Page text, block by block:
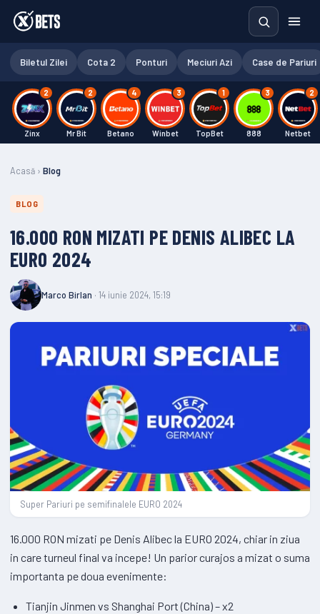
Biletul Zilei Cota 2 Ponturi Meciuri Azi Case de Pariuri
2
Zinx
2
Mr Bit
4
Betano
3
Winbet
1
TopBet
3
888
2
Netbet
Acasă › Blog
BLOG
16.000 RON MIZATI PE DENIS ALIBEC LA
EURO 2024
Marco Birlan · 14 iunie 2024, 15:19
Super Pariuri pe semifinalele EURO 2024
16.000 RON mizati pe Denis Alibec la EURO 2024, chiar in ziua
in care turneul final va incepe! Un parior curajos a mizat o suma
importanta pe doua evenimente:
Tianjin Jinmen vs Shanghai Port (China) – x2